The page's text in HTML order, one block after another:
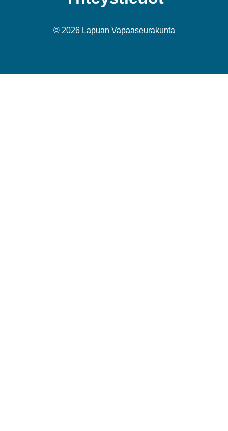
© 2026 Lapuan Vapaaseurakunta